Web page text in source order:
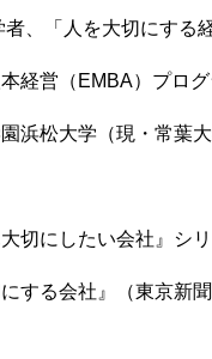
、「人を大切にする
経営（EMBA）プログ
浜松大学（現・常葉
切にしたい会社』シ
する会社』（東京新